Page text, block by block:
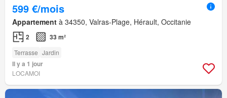
599 €/mois
Appartement à 34350, Valras-Plage, Hérault, Occitanie
2 33 m²
Terrasse Jardin
Il y a 1 jour
LOCAMOI